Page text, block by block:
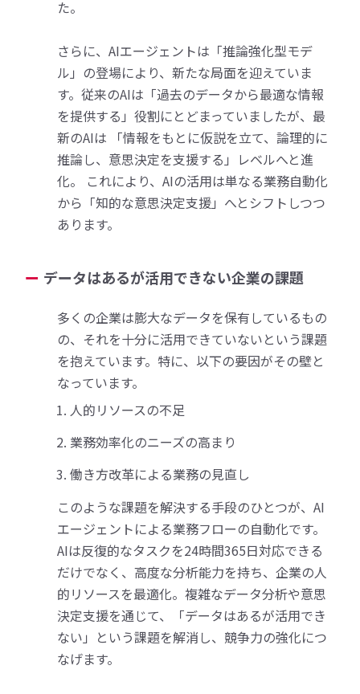
た。
さらに、AIエージェントは「推論強化型モデ
ル」の登場により、新たな局面を迎えていま
す。従来のAIは「過去のデータから最適な情報
を提供する」役割にとどまっていましたが、最
新のAIは 「情報をもとに仮説を立て、論理的に
推論し、意思決定を支援する」レベルへと進
化。 これにより、AIの活用は単なる業務自動化
から「知的な意思決定支援」へとシフトしつつ
あります。
データはあるが活用できない企業の課題
多くの企業は膨大なデータを保有しているもの
の、それを十分に活用できていないという課題
を抱えています。特に、以下の要因がその壁と
なっています。
人的リソースの不足
業務効率化のニーズの高まり
働き方改革による業務の見直し
このような課題を解決する手段のひとつが、AI
エージェントによる業務フローの自動化です。
AIは反復的なタスクを24時間365日対応できる
だけでなく、高度な分析能力を持ち、企業の人
的リソースを最適化。複雑なデータ分析や意思
決定支援を通じて、「データはあるが活用でき
ない」という課題を解消し、競争力の強化につ
なげます。